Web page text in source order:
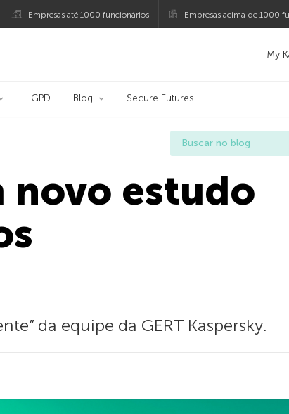
Empresas até 1000 funcionários Empresas acima de 1000
My
LGPD Blog Secure Futures
novo estudo
da equipe da GERT Kaspersky.